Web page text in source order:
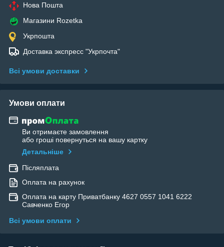
Нова Пошта
Магазини Rozetka
Укрпошта
Доставка экспресс "Укрпочта"
Всі умови доставки
Умови оплати
Ви отримаєте замовлення
або гроші повернуться на вашу картку
Детальніше
Післяплата
Оплата на рахунок
Оплата на карту Приватбанку 4627 0557 1041 6222
Савченко Егор
Всі умови оплати